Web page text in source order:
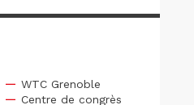
WTC Grenoble
Centre de congrès